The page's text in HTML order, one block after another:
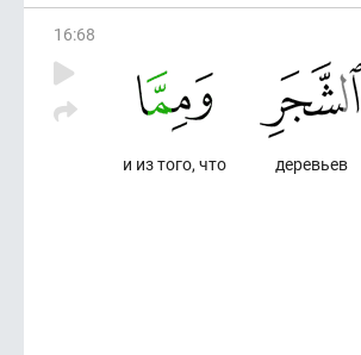
16:68
деревьев
и из того, что